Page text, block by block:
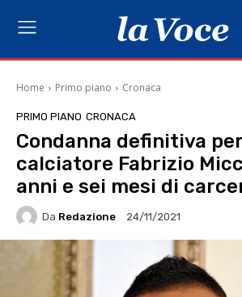
Home Primo piano Cronaca
PRIMO PIANO CRONACA
Condanna definitiva per
calciatore Fabrizio
anni e sei mesi di
Da Redazione 24/11/2021